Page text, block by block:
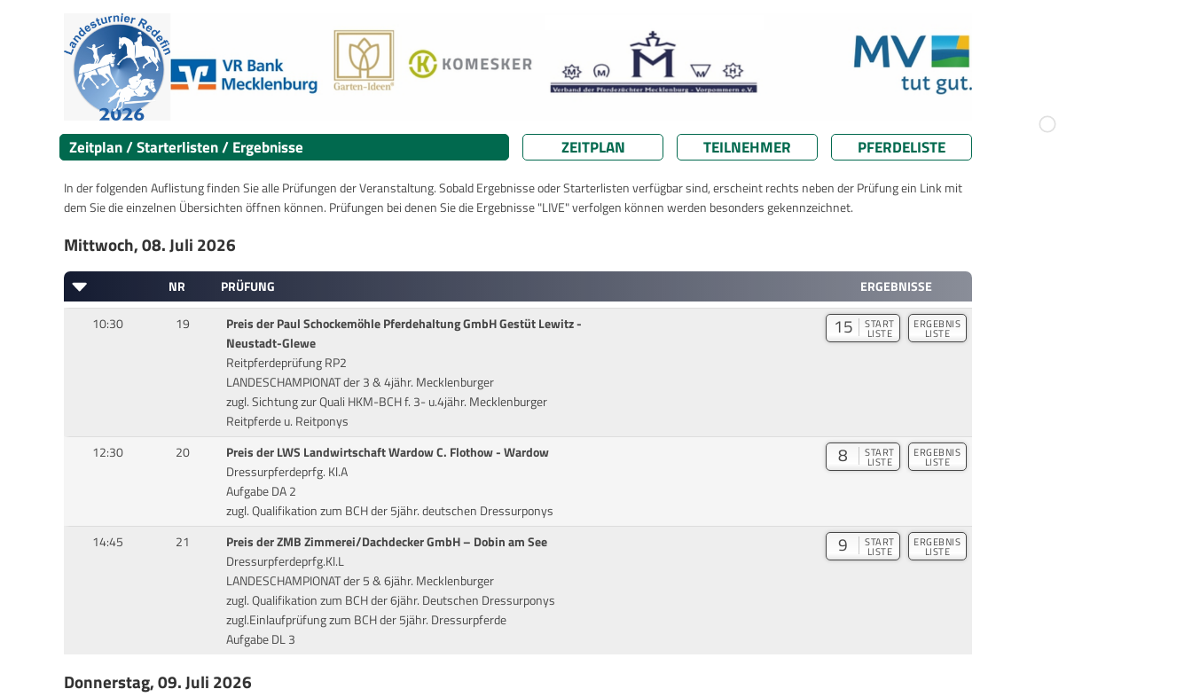
Zeitplan / Starterlisten / Ergebnisse ZEITPLAN TEILNEHMER PFERDELISTE
In der folgenden Auflistung finden Sie alle Prüfungen der Veranstaltung. Sobald Ergebnisse oder Starterlisten verfügbar sind, erscheint rechts neben der Prüfung ein Link mit
dem Sie die einzelnen Übersichten öffnen können. Prüfungen bei denen Sie die Ergebnisse "LIVE" verfolgen können werden besonders gekennzeichnet.
Mittwoch, 08. Juli 2026
NR PRÜFUNG
ERGEBNISSE
10:30
19
Preis der Paul Schockemöhle Pferdehaltung GmbH Gestüt Lewitz -
Neustadt-Glewe
Reitpferdeprüfung RP2
LANDESCHAMPIONAT der 3 & 4jähr. Mecklenburger
zugl. Sichtung zur Quali HKM-BCH f. 3- u.4jähr. Mecklenburger
Reitpferde u. Reitponys
15 START
LISTE
ERGEBNIS
LISTE
12:30 20
Preis der LWS Landwirtschaft Wardow C. Flothow - Wardow
Dressurpferdeprfg. Kl.A
Aufgabe DA 2
zugl. Qualifikation zum BCH der 5jähr. deutschen Dressurponys
8 START
LISTE
ERGEBNIS
LISTE
14:45 21
Preis der ZMB Zimmerei/Dachdecker GmbH – Dobin am See
Dressurpferdeprfg.Kl.L
LANDESCHAMPIONAT der 5 & 6jähr. Mecklenburger
zugl. Qualifikation zum BCH der 6jähr. Deutschen Dressurponys
zugl.Einlaufprüfung zum BCH der 5jähr. Dressurpferde
Aufgabe DL 3
9 START
LISTE
ERGEBNIS
LISTE
Donnerstag, 09. Juli 2026